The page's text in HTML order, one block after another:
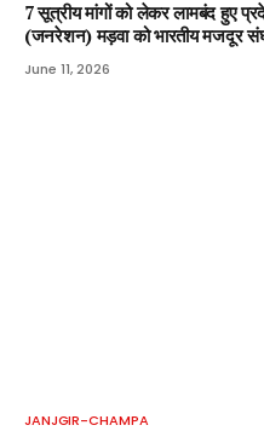
7 सूत्रीय मांगों को लेकर लामबंद हुए
(जनरेशन) मड़वा को भारतीय मजदूर संघ
June 11, 2026
JANJGIR-CHAMPA